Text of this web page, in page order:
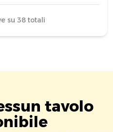
su 38 totali
tavolo